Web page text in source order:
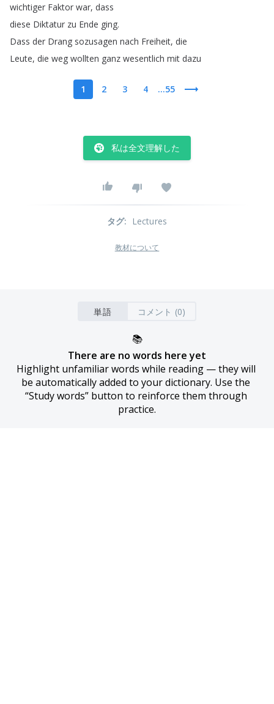
wichtiger Faktor war, dass
diese Diktatur zu Ende ging.
Dass der Drang sozusagen nach Freiheit, die
Leute, die weg wollten ganz wesentlich mit dazu
1 2 3 4 ...55
私は全文理解した
タグ: Lectures
教材について
単語 コメント (0)
📚
There are no words here yet
Highlight unfamiliar words while reading — they will
be automatically added to your dictionary. Use the
“Study words” button to reinforce them through
practice.